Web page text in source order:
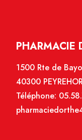
PHARMACIE
1500 Rte de
40300
Téléphone: